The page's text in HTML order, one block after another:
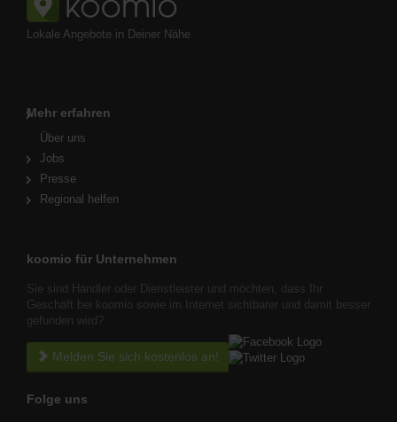
Lokale Angebote in Deiner Nähe
Mehr erfahren
Über uns
Jobs
Presse
Regional helfen
koomio für Unternehmen
Sie sind Händler oder Dienstleister und möchten, dass Ihr
Geschäft bei koomio sowie im Internet sichtbarer und damit besser
gefunden wird?
Melden Sie sich kostenlos an!
Folge uns